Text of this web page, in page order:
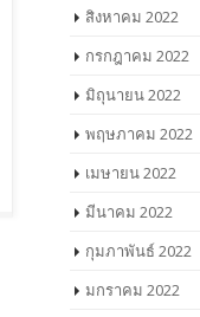
สิงหาคม 2022
กรกฎาคม 2022
มิถุนายน 2022
พฤษภาคม 2022
เมษายน 2022
มีนาคม 2022
กุมภาพันธ์ 2022
มกราคม 2022